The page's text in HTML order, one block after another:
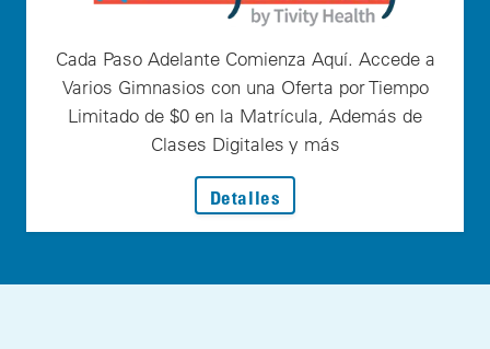
Cada Paso Adelante Comienza Aquí. Accede a
Varios Gimnasios con una Oferta por Tiempo
Limitado de $0 en la Matrícula, Además de
Clases Digitales y más
Detalles